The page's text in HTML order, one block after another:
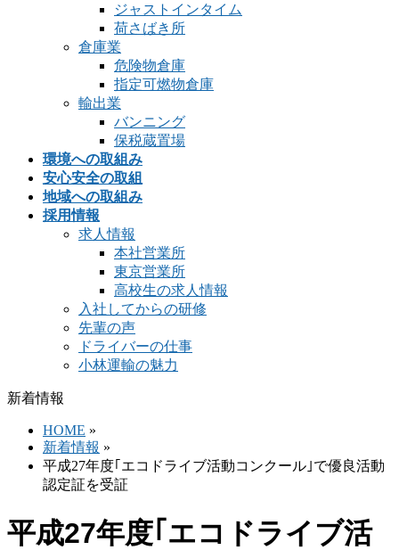
ジャストインタイム
荷さばき所
倉庫業
危険物倉庫
指定可燃物倉庫
輸出業
バンニング
保税蔵置場
環境への取組み
安心安全の取組
地域への取組み
採用情報
求人情報
本社営業所
東京営業所
高校生の求人情報
入社してからの研修
先輩の声
ドライバーの仕事
小林運輸の魅力
新着情報
HOME »
新着情報 »
平成27年度｢エコドライブ活動コンクール｣で優良活動
認定証を受証
平成27年度｢エコドライブ活